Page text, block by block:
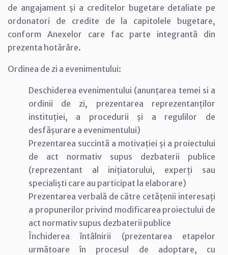
de angajament și a creditelor bugetare detaliate pe
ordonatori de credite de la capitolele bugetare,
conform Anexelor care fac parte integrantă din
prezenta hotărâre.
Ordinea de zi a evenimentului:
Deschiderea evenimentului (anunțarea temei si a
ordinii de zi, prezentarea reprezentanților
instituției, a procedurii și a regulilor de
desfășurare a evenimentului)
Prezentarea succintă a motivației și a proiectului
de act normativ supus dezbaterii publice
(reprezentant al inițiatorului, experți sau
specialiști care au participat la elaborare)
Prezentarea verbală de către cetățenii interesați
a propunerilor privind modificarea proiectului de
act normativ supus dezbaterii publice
Închiderea întâlnirii (prezentarea etapelor
următoare în procesul de adoptare, cu